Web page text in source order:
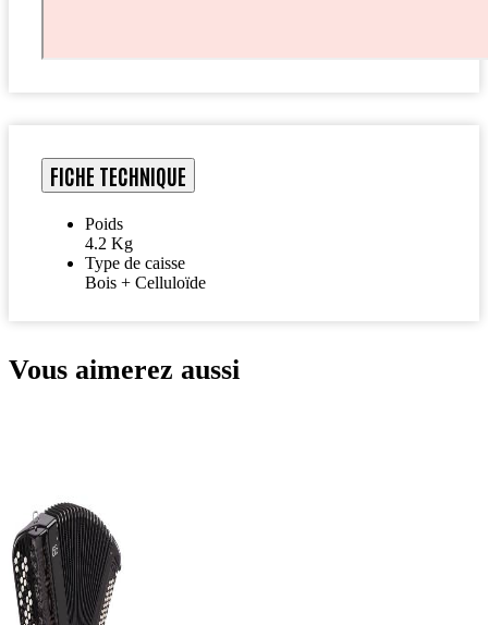
FICHE TECHNIQUE
Poids
4.2 Kg
Type de caisse
Bois + Celluloïde
Vous aimerez aussi